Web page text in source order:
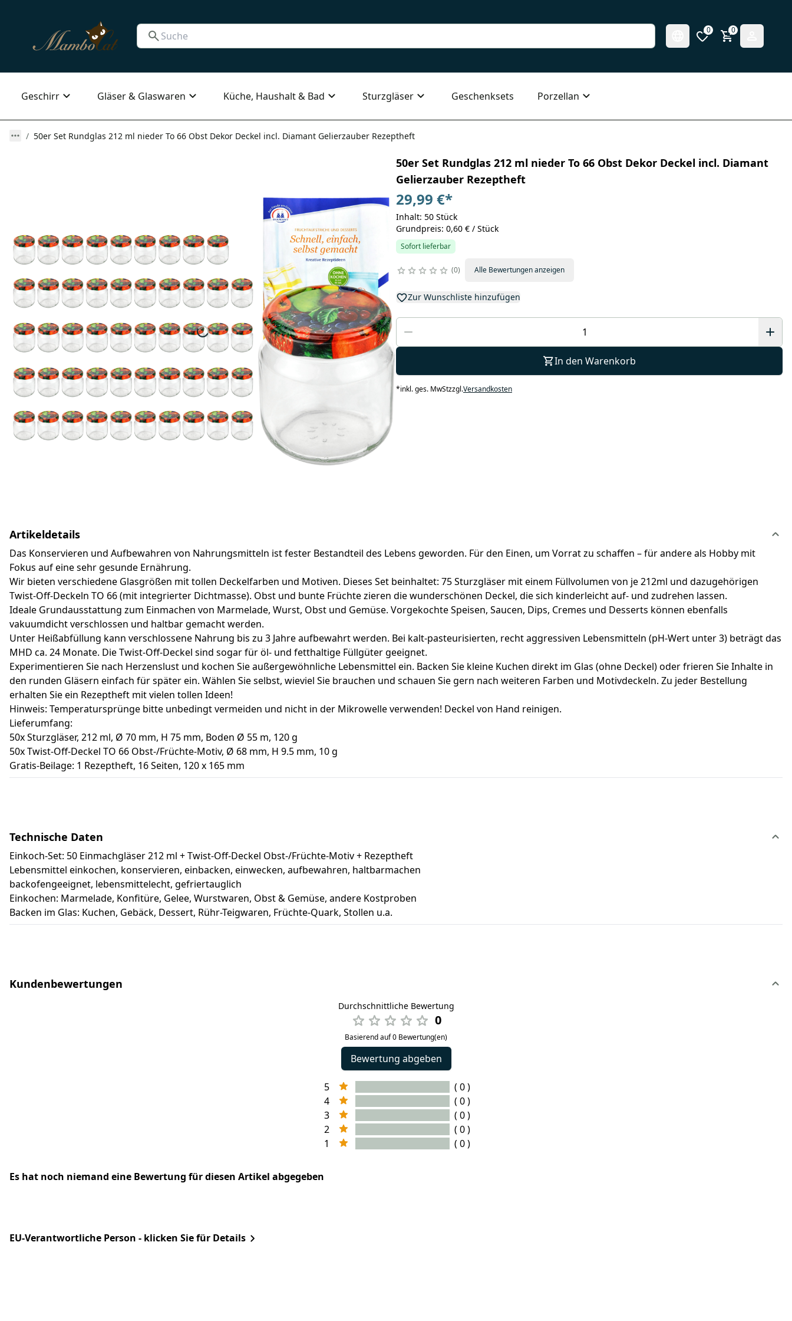
0 0
Geschirr Gläser & Glaswaren Küche, Haushalt & Bad Sturzgläser Geschenksets Porzellan
50er Set Rundglas 212 ml nieder To 66 Obst Dekor Deckel incl. Diamant Gelierzauber Rezeptheft
50er Set Rundglas 212 ml nieder To 66 Obst Dekor Deckel incl. Diamant
Gelierzauber Rezeptheft
29,99 €*
Inhalt: 50 Stück
Grundpreis: 0,60 € / Stück
Sofort lieferbar
0 Alle Bewertungen anzeigen
Zur Wunschliste hinzufügen
In den Warenkorb
*inkl. ges. MwStzzgl.Versandkosten
Artikeldetails
Das Konservieren und Aufbewahren von Nahrungsmitteln ist fester Bestandteil des Lebens geworden. Für den Einen, um Vorrat zu schaffen – für andere als Hobby mit
Fokus auf eine sehr gesunde Ernährung.
Wir bieten verschiedene Glasgrößen mit tollen Deckelfarben und Motiven. Dieses Set beinhaltet: 75 Sturzgläser mit einem Füllvolumen von je 212ml und dazugehörigen
Twist-Off-Deckeln TO 66 (mit integrierter Dichtmasse). Obst und bunte Früchte zieren die wunderschönen Deckel, die sich kinderleicht auf- und zudrehen lassen.
Ideale Grundausstattung zum Einmachen von Marmelade, Wurst, Obst und Gemüse. Vorgekochte Speisen, Saucen, Dips, Cremes und Desserts können ebenfalls
vakuumdicht verschlossen und haltbar gemacht werden.
Unter Heißabfüllung kann verschlossene Nahrung bis zu 3 Jahre aufbewahrt werden. Bei kalt-pasteurisierten, recht aggressiven Lebensmitteln (pH-Wert unter 3) beträgt das
MHD ca. 24 Monate. Die Twist-Off-Deckel sind sogar für öl- und fetthaltige Füllgüter geeignet.
Experimentieren Sie nach Herzenslust und kochen Sie außergewöhnliche Lebensmittel ein. Backen Sie kleine Kuchen direkt im Glas (ohne Deckel) oder frieren Sie Inhalte in
den runden Gläsern einfach für später ein. Wählen Sie selbst, wieviel Sie brauchen und schauen Sie gern nach weiteren Farben und Motivdeckeln. Zu jeder Bestellung
erhalten Sie ein Rezeptheft mit vielen tollen Ideen!
Hinweis: Temperatursprünge bitte unbedingt vermeiden und nicht in der Mikrowelle verwenden! Deckel von Hand reinigen.
Lieferumfang:
50x Sturzgläser, 212 ml, Ø 70 mm, H 75 mm, Boden Ø 55 m, 120 g
50x Twist-Off-Deckel TO 66 Obst-/Früchte-Motiv, Ø 68 mm, H 9.5 mm, 10 g
Gratis-Beilage: 1 Rezeptheft, 16 Seiten, 120 x 165 mm
Technische Daten
Einkoch-Set: 50 Einmachgläser 212 ml + Twist-Off-Deckel Obst-/Früchte-Motiv + Rezeptheft
Lebensmittel einkochen, konservieren, einbacken, einwecken, aufbewahren, haltbarmachen
backofengeeignet, lebensmittelecht, gefriertauglich
Einkochen: Marmelade, Konfitüre, Gelee, Wurstwaren, Obst & Gemüse, andere Kostproben
Backen im Glas: Kuchen, Gebäck, Dessert, Rühr-Teigwaren, Früchte-Quark, Stollen u.a.
Kundenbewertungen
Durchschnittliche Bewertung
0
Basierend auf 0 Bewertung(en)
Bewertung abgeben
5
( 0 )
4
( 0 )
3
( 0 )
2
( 0 )
1
( 0 )
Es hat noch niemand eine Bewertung für diesen Artikel abgegeben
EU-Verantwortliche Person - klicken Sie für Details